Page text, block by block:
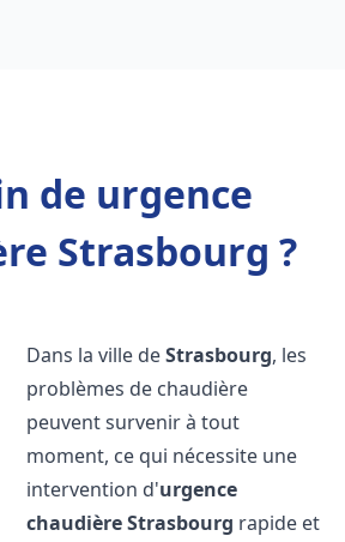
de urgence
Strasbourg ?
Dans la ville deStrasbourg, les
problèmes de chaudière
peuvent survenir à tout
moment, ce qui nécessite une
intervention d'urgence
chaudièreStrasbourg rapide et